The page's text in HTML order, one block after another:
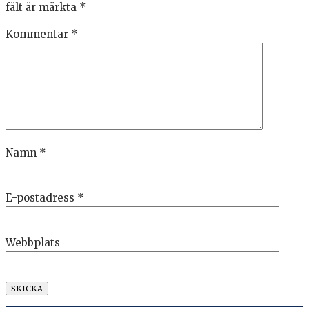
fält är märkta *
Kommentar *
Namn *
E-postadress *
Webbplats